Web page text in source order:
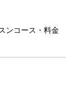
ンコース・料金